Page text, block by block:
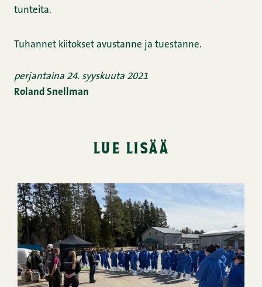
tunteita.
Tuhannet kiitokset avustanne ja tuestanne.
perjantaina 24. syyskuuta 2021
Roland Snellman
lue lisää